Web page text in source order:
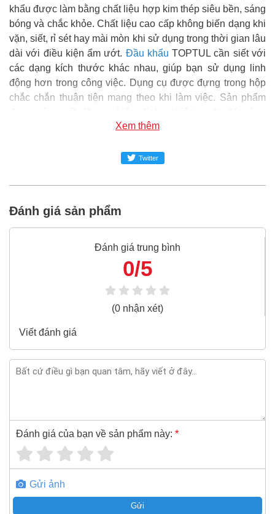
khẩu được làm bằng chất liệu hợp kim thép siêu bền, sáng
bóng và chắc khỏe. Chất liệu cao cấp không biến dạng khi
vặn, siết, rỉ sét hay mài mòn khi sử dụng trong thời gian lâu
dài với điều kiện ẩm ướt. Đầu khẩu TOPTUL cần siết với
các dạng kích thước khác nhau, giúp bạn sử dụng linh
động hơn trong công việc. Dụng cụ được đựng trong hộp
chắc chắn thuận tiện mang theo khi làm việc. Sản phẩm
được về tiêu chuẩn kỹ thuật, chất lượng đảm bảo và an
phân phối và cung cấp sản phẩm Đầu khẩu 12
Đại siêu thị Vật tư phụ tùng SUPER-MRO.COM hơn 10
năm kinh nghiệm trong ngành dụng cụ cầm tay, vật tư phụ
tùng, đại diện phân phối của Asaki, Stanley, Bosch, Makita,
Kingtony, Toptul, Sata, TONE, Yato là những hãng sản
xuất thiết bị công nghiệp, Đầu khẩu nổi tiếng Việt Nam và
Đầu khẩu 12 cạnh Toptul BBEF1220
3/8"x5/8"x63mm (mạ crom) là sản phẩm nổi
tiếng của hãng Toptul, bạn có thể mua Đầu khẩu
12 cạnh Toptul BBEF1220 3/8"x5/8"x63mm (mạ
crom) giá rẻ nhất tại Super-mro chỉ với
51,480đ/Cái
Giá
Đầu khẩu 12 cạnh Toptul BBEF1220
nghiệp MRO
Đầu khẩu 12 cạnh Toptul BBEF1220 3/8"x5/8"x63mm
(mạ crom)100% chính hãng
Xem thêm
Twitter
Đánh giá sản phẩm
Đánh giá trung bình
0/5
(0 nhận xét)
Viết đánh giá
Đánh giá của bạn về sản phẩm này: *
Gửi ảnh
Gửi